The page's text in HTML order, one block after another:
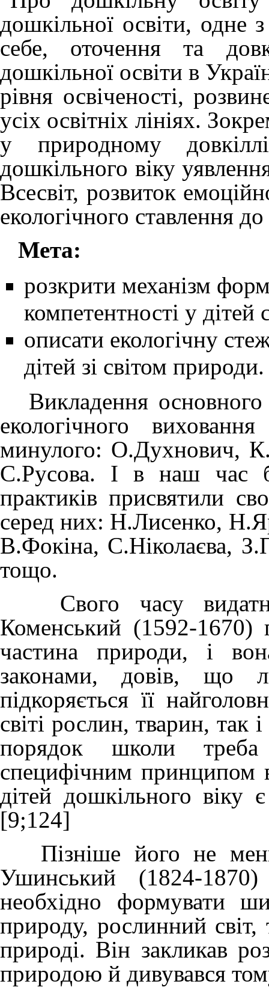
дошкільної освіти, одне
себе, оточення та
дошкільної освіти в
рівня освіченості,
усіх освітніх лініях.
у природному
дошкільного віку
Всесвіт, розвиток
екологічного ставлення
Мета:
розкрити механізм
компетентності у
описати екологічну
дітей зі світом природи.
Викладення основного
екологічного
минулого: О.Духнович,
С.Русова. І в наш час
практиків присвятили
серед них: Н.Лисенко,
В.Фокіна, С.Ніколаєва,
тощо.
Свого часу
Коменський (1592-
частина природи, і
законами, довів, що
підкоряється її
світі рослин, тварин,
порядок школи
специфічним принципом
дітей дошкільного віку
[9;124]
Пізніше його не
Ушинський (1824-
необхідно формувати
природу, рослинний
природі. Він закликав
природою й дивувався